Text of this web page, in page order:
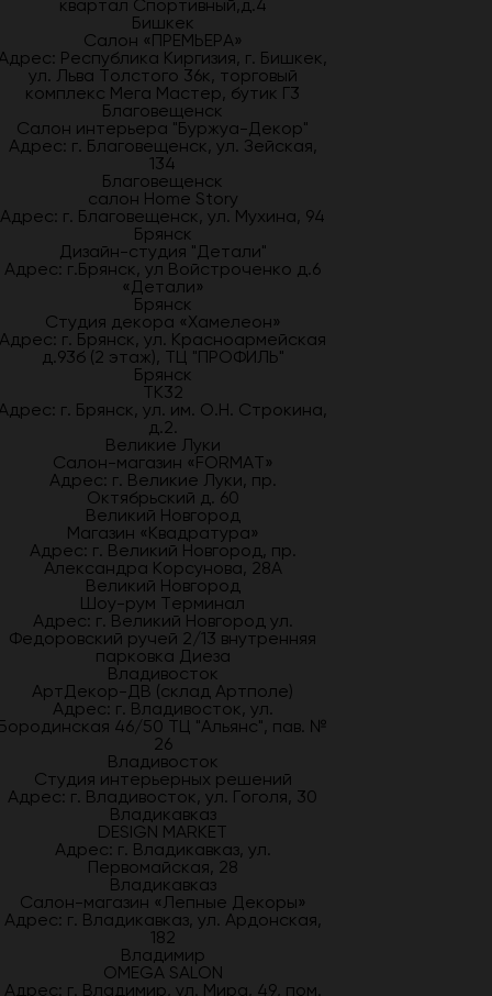
квартал Спортивный,д.4
Бишкек
Салон «ПРЕМЬЕРА»
Республика Киргизия, г. Бишкек,
ул. Льва Толстого 36к, торговый
комплекс Мега Мастер, бутик Г3
Благовещенск
Салон интерьера "Буржуа-Декор"
Адрес: г. Благовещенск, ул. Зейская,
134
Благовещенск
салон Home Story
Адрес: г. Благовещенск, ул. Мухина, 94
Брянск
Дизайн-студия "Детали"
Адрес: г.Брянск, ул Войстроченко д.6
«Детали»
Брянск
Студия декора «Хамелеон»
Адрес: г. Брянск, ул. Красноармейская
д.93б (2 этаж), ТЦ "ПРОФИЛЬ"
Брянск
ТК32
г. Брянск, ул. им. О.Н. Строкина,
д.2.
Великие Луки
Салон-магазин «FORMAT»
Адрес: г. Великие Луки, пр.
Октябрьский д. 60
Великий Новгород
Магазин «Квадратура»
Адрес: г. Великий Новгород, пр.
Александра Корсунова, 28А
Великий Новгород
Шоу-рум Терминал
Адрес: г. Великий Новгород ул.
Федоровский ручей 2/13 внутренняя
парковка Диеза
Владивосток
АртДекор-ДВ (склад Артполе)
Адрес: г. Владивосток, ул.
46/50 ТЦ "Альянс", пав. №
26
Владивосток
Студия интерьерных решений
Адрес: г. Владивосток, ул. Гоголя, 30
Владикавказ
DESIGN MARKET
Адрес: г. Владикавказ, ул.
Первомайская, 28
Владикавказ
Салон-магазин «Лепные Декоры»
Адрес: г. Владикавказ, ул. Ардонская,
182
Владимир
OMEGA SALON
Адрес: г. Владимир, ул. Мира, 49, пом.